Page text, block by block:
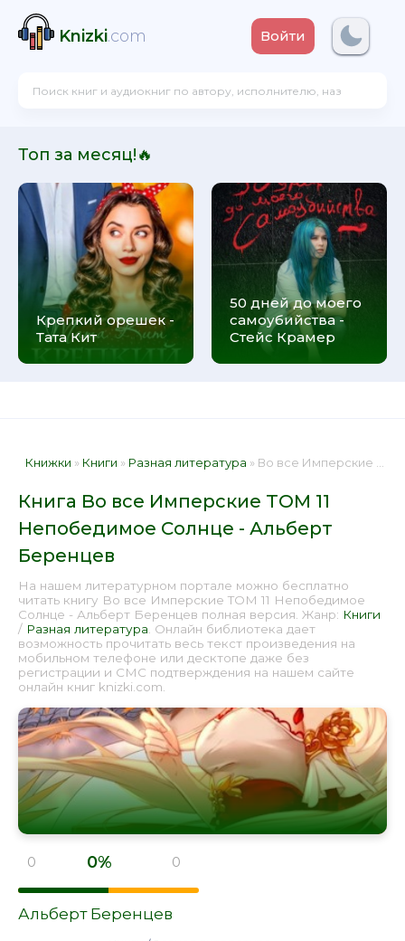
Knizki.com Войти
Топ за месяц!🔥
Крепкий орешек -
Тата Кит
50 дней до моего
самоубийства -
Стейс Крамер
Книжки » Книги » Разная литература » Во все Имперские ТОМ 11 Непобедимое Солнце - Альберт Беренцев 📕 - Книга онлайн бесплатно
Книга Во все Имперские ТОМ 11
Непобедимое Солнце - Альберт
Беренцев
На нашем литературном портале можно бесплатно
читать книгу Во все Имперские ТОМ 11 Непобедимое
Солнце - Альберт Беренцев полная версия. Жанр: Книги
/ Разная литература . Онлайн библиотека дает
возможность прочитать весь текст произведения на
мобильном телефоне или десктопе даже без
регистрации и СМС подтверждения на нашем сайте
онлайн книг knizki.com.
0 0% 0
Альберт Беренцев